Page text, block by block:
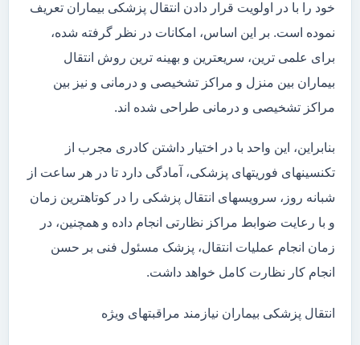
خود را با در اولویت قرار دادن انتقال پزشکی بیماران تعریف
نموده است. بر این اساس، امکانات در نظر گرفته شده،
برای علمی ترین، سریعترین و بهینه ترین روش انتقال
بیماران بین منزل و مراکز تشخیصی و درمانی و نیز بین
مراکز تشخیصی و درمانی طراحی شده اند.
بنابراین، این واحد با در اختیار داشتن کادری مجرب از
تکنسینهای فوریتهای پزشکی، آمادگی دارد تا در هر ساعت از
شبانه روز، سرویسهای انتقال پزشکی را در کوتاهترین زمان
و با رعایت ضوابط مراکز نظارتی انجام داده و همچنین، در
زمان انجام عملیات انتقال، پزشک مسئول فنی بر حسن
انجام کار نظارت کامل خواهد داشت.
انتقال پزشکی بیماران نیازمند مراقبتهای ویژه